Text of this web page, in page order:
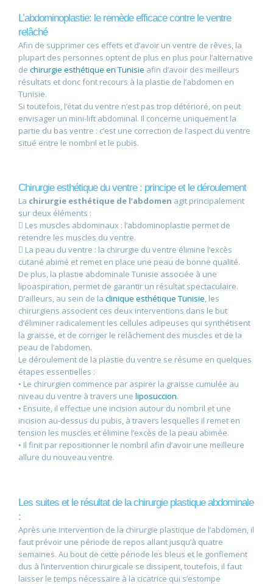
L’abdominoplastie: le remède efficace contre le ventre
relâché
Afin de supprimer ces effets et d’avoir un ventre de rêves, la
plupart des personnes optent de plus en plus pour l’alternative
de chirurgie esthétique en Tunisie afin d’avoir des meilleurs
résultats et donc font recours à la plastie de l’abdomen en
Tunisie.
Si toutefois, l’état du ventre n’est pas trop détérioré, on peut
envisager un mini-lift abdominal. Il concerne uniquement la
partie du bas ventre : c’est une correction de l’aspect du ventre
situé entre le nombril et le pubis.
Chirurgie esthétique du ventre : principe et le déroulement
La chirurgie esthétique de l’abdomen agit principalement
sur deux éléments :
 Les muscles abdominaux : l’abdominoplastie permet de
retendre les muscles du ventre.
 La peau du ventre : la chirurgie du ventre élimine l’excès
cutané abimé et remet en place une peau de bonne qualité.
De plus, la plastie abdominale Tunisie associée à une
lipoaspiration, permet de garantir un résultat spectaculaire.
D’ailleurs, au sein de la clinique esthétique Tunisie, les
chirurgiens associent ces deux interventions dans le but
d’éliminer radicalement les cellules adipeuses qui synthétisent
la graisse, et de corriger le relâchement des muscles et de la
peau de l’abdomen.
Le déroulement de la plastie du ventre se résume en quelques
étapes essentielles :
• Le chirurgien commence par aspirer la graisse cumulée au
niveau du ventre à travers une liposuccion.
• Ensuite, il effectue une incision autour du nombril et une
incision au-dessus du pubis, à travers lesquelles il remet en
tension les muscles et élimine l’excès de la peau abimée.
• Il finit par repositionner le nombril afin d’avoir une meilleure
allure du nouveau ventre.
Les suites et le résultat de la chirurgie plastique abdominale
:
Après une intervention de la chirurgie plastique de l’abdomen, il
faut prévoir une période de repos allant jusqu’à quatre
semaines. Au bout de cette période les bleus et le gonflement
dus à l’intervention chirurgicale se dissipent, toutefois, il faut
laisser le temps nécessaire à la cicatrice qui s’estompe